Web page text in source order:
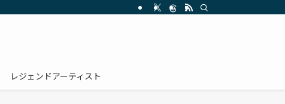
レジェンドアーティスト